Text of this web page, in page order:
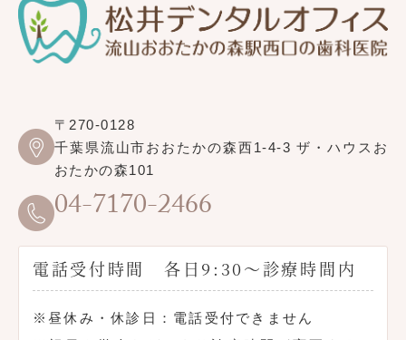
〒270-0128
千葉県流山市おおたかの森西1-4-3 ザ・ハウスお
おたかの森101
04-7170-2466
電話受付時間 各日9:30〜診療時間内
※昼休み・休診日：電話受付できません